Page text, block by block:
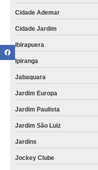
Cidade Ademar
Cidade Jardim
Ibirapuera
Ipiranga
Jabaquara
Jardim Europa
Jardim Paulista
Jardim São Luiz
Jardins
Jockey Clube